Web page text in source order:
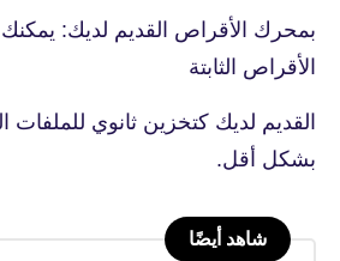
بمحرك الأقراص القديم لديك:
الأقراص الثابتة
القديم لديك كتخزين ثانوي للملفات
بشكل أقل.
شاهد أيضًا